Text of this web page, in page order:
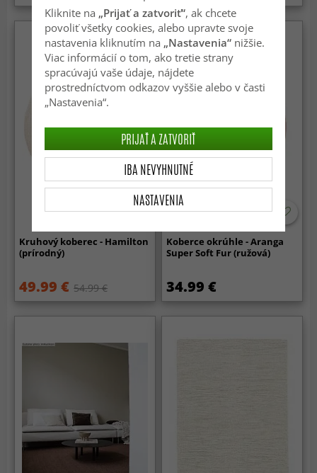
Kruhový koberec - Hamilton
(prírodný)
49.99 € 54.99 €
Koberce okrúhle - Aranga
Super Soft Fur (ružová)
34.99 €
Kliknite na „Prijať a zatvoriť“, ak chcete
povoliť všetky cookies, alebo upravte svoje
nastavenia kliknutím na „Nastavenia“nižšie.
Viac informácií o tom, ako tretie strany
spracúvajú vaše údaje, nájdete
prostredníctvom odkazov vyššie alebo v časti
„Nastavenia“.
NASTAVENIA
IBA NEVYHNUTNÉ
PRIJAŤ A ZATVORIŤ